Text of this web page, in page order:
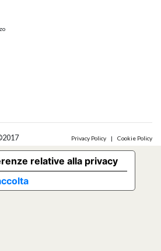
Privacy Policy | Cookie Policy
relative alla privacy